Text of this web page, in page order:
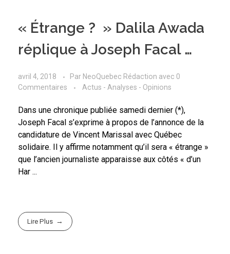
« Étrange ? » Dalila Awada
réplique à Joseph Facal …
avril 4, 2018 Par NeoQuebec Rédaction avec 0
Commentaires
Actus - Analyses - Opinions
Dans une chronique publiée samedi dernier (*),
Joseph Facal s’exprime à propos de l’annonce de la
candidature de Vincent Marissal avec Québec
solidaire. Il y affirme notamment qu’il sera « étrange »
que l’ancien journaliste apparaisse aux côtés « d’un
Har ...
Lire Plus